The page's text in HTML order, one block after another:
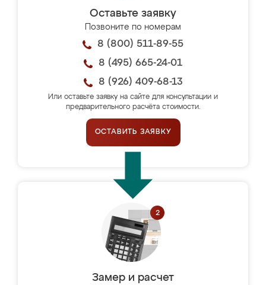
Оставьте заявку
Позвоните по номерам
8 (800) 511-89-55
8 (495) 665-24-01
8 (926) 409-68-13
Или оставьте заявку на сайте для консультации и
предварительного расчёта стоимости.
ОСТАВИТЬ ЗАЯВКУ
Замер и расчет